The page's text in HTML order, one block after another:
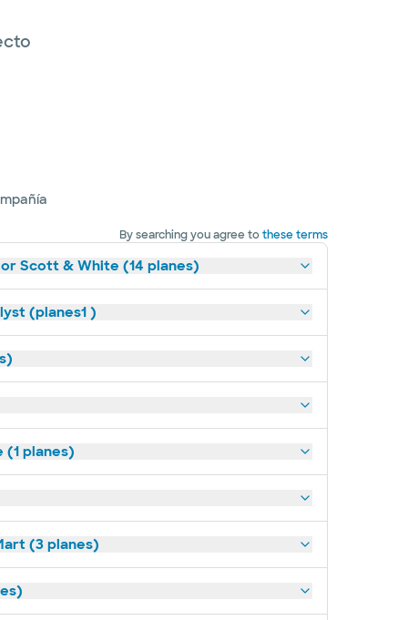
By searching you agree tothese terms
Scott & White (14 planes)
(planes1 )
(1 planes)
(3 planes)